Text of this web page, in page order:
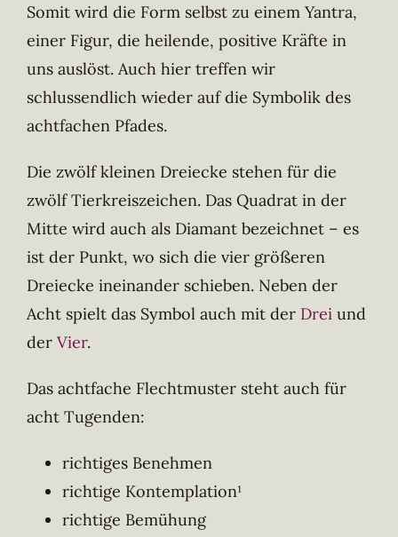
Somit wird die Form selbst zu einem Yantra,
einer Figur, die heilende, positive Kräfte in
uns auslöst. Auch hier treffen wir
schlussendlich wieder auf die Symbolik des
achtfachen Pfades.
Die zwölf kleinen Dreiecke stehen für die
zwölf Tierkreiszeichen. Das Quadrat in der
Mitte wird auch als Diamant bezeichnet – es
ist der Punkt, wo sich die vier größeren
Dreiecke ineinander schieben. Neben der
Acht spielt das Symbol auch mit der Drei und
der Vier.
Das achtfache Flechtmuster steht auch für
acht Tugenden:
richtiges Benehmen
richtige Kontemplation¹
richtige Bemühung